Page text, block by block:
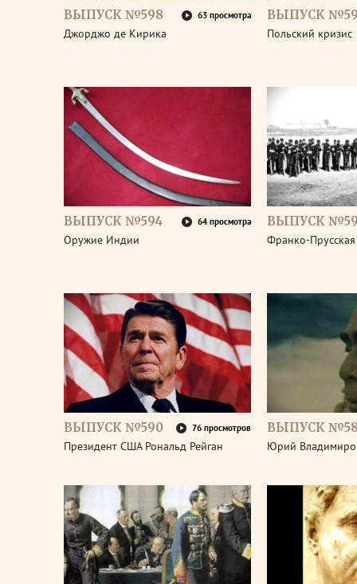
ВЫПУСК №598 63 просмотра
Джорджо де Кирика
ВЫПУСК
Польский кризис
ВЫПУСК №594 64 просмотра
Оружие Индии
ВЫПУСК
Франко-
ВЫПУСК №590 76 просмотров
Президент США Рональд Рейган
ВЫПУСК
Юрий